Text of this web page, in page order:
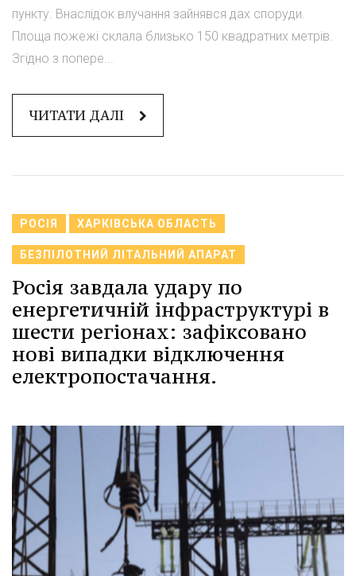
пункту. Внаслідок влучання зайнявся дах споруди.
Площа пожежі склала близько 150 квадратних метрів.
Згідно з попере...
ЧИТАТИ ДАЛІ
РОСІЯ ХАРКІВСЬКА ОБЛАСТЬ
БЕЗПІЛОТНИЙ ЛІТАЛЬНИЙ АПАРАТ
Росія завдала удару по
енергетичній інфраструктурі в
шести регіонах: зафіксовано
нові випадки відключення
електропостачання.